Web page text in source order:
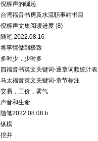
倪柝声的崛起
台湾福音书房及水流职事站书目
倪柝声文集阅读进度 (8)
随笔 2022.08.16
将事情做到极致
多时少，少时多
四福音书英文关键词-逐章词频统计表
马太福音英文关键词-章节标注
交易，工价，雾气
声音和生命
随笔2022.08.08 b
纵横
挖井